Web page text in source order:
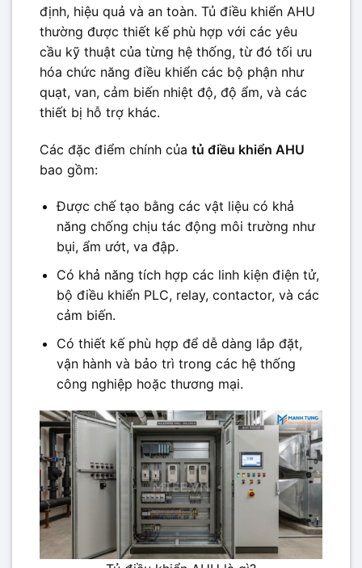
định, hiệu quả và an toàn. Tủ điều khiển AHU
thường được thiết kế phù hợp với các yêu
cầu kỹ thuật của từng hệ thống, từ đó tối ưu
hóa chức năng điều khiển các bộ phận như
quạt, van, cảm biến nhiệt độ, độ ẩm, và các
thiết bị hỗ trợ khác.
Các đặc điểm chính của tủ điều khiển AHU
bao gồm:
Được chế tạo bằng các vật liệu có khả
năng chống chịu tác động môi trường như
bụi, ẩm ướt, va đập.
Có khả năng tích hợp các linh kiện điện tử,
bộ điều khiển PLC, relay, contactor, và các
cảm biến.
Có thiết kế phù hợp để dễ dàng lắp đặt,
vận hành và bảo trì trong các hệ thống
công nghiệp hoặc thương mại.